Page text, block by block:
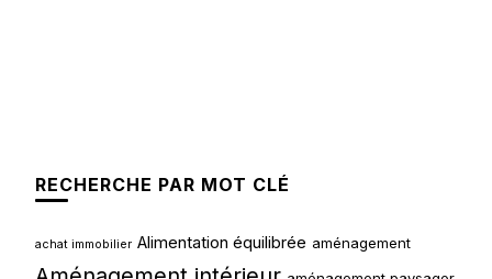
RECHERCHE PAR MOT CLÉ
achat immobilier Alimentation équilibrée aménagement